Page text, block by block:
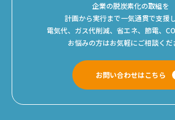
企業の脱炭素化の取組を
計画から実行まで一気通貫で支援し
電気代、ガス代削減、省エネ、節電、
お悩みの方はお気軽にご相談くだ
お問い合わせはこちら